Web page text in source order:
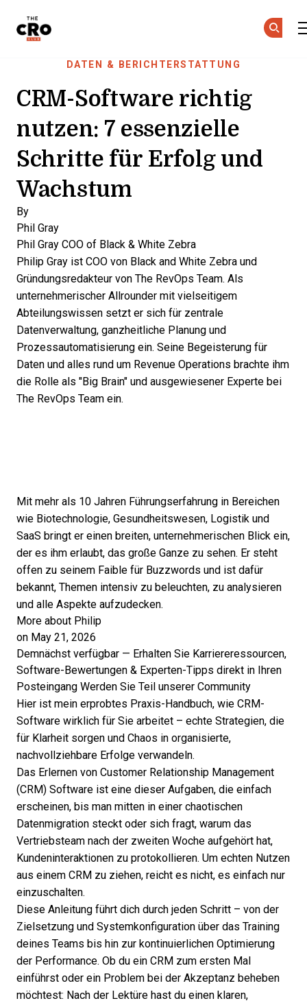
Skip to main contentDATEN & BERICHTERSTATTUNG
CRM-Software richtig
nutzen: 7 essenzielle
Schritte für Erfolg und
Wachstum
By
Phil Gray
Phil Gray COO of Black & White Zebra
Philip Gray ist COO von Black and White Zebra und
Gründungsredakteur von The RevOps Team. Als
unternehmerischer Allrounder mit vielseitigem
Abteilungswissen setzt er sich für zentrale
Datenverwaltung, ganzheitliche Planung und
Prozessautomatisierung ein. Seine Begeisterung für
Daten und alles rund um Revenue Operations brachte ihm
die Rolle als "Big Brain" und ausgewiesener Experte bei
The RevOps Team ein.
Mit mehr als 10 Jahren Führungserfahrung in Bereichen
wie Biotechnologie, Gesundheitswesen, Logistik und
SaaS bringt er einen breiten, unternehmerischen Blick ein,
der es ihm erlaubt, das große Ganze zu sehen. Er steht
offen zu seinem Faible für Buzzwords und ist dafür
bekannt, Themen intensiv zu beleuchten, zu analysieren
und alle Aspekte aufzudecken.
More about Philip
on May 21, 2026
Demnächst verfügbar — Erhalten Sie Karriereressourcen,
Software-Bewertungen & Experten-Tipps direkt in Ihren
Posteingang Werden Sie Teil unserer Community
Hier ist mein erprobtes Praxis-Handbuch, wie CRM-
Software wirklich für Sie arbeitet – echte Strategien, die
für Klarheit sorgen und Chaos in organisierte,
nachvollziehbare Erfolge verwandeln.
Das Erlernen von Customer Relationship Management
(CRM) Software ist eine dieser Aufgaben, die einfach
erscheinen, bis man mitten in einer chaotischen
Datenmigration steckt oder sich fragt, warum das
Vertriebsteam nach der zweiten Woche aufgehört hat,
Kundeninteraktionen zu protokollieren. Um echten Nutzen
aus einem CRM zu ziehen, reicht es nicht, es einfach nur
einzuschalten.
Diese Anleitung führt dich durch jeden Schritt – von der
Zielsetzung und Systemkonfiguration über das Training
deines Teams bis hin zur kontinuierlichen Optimierung
der Performance. Ob du ein CRM zum ersten Mal
einführst oder ein Problem bei der Akzeptanz beheben
möchtest: Nach der Lektüre hast du einen klaren,